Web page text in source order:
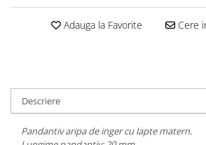
Adauga la Favorite Cere
Descriere
Pandantiv aripa de inger cu lapte matern.